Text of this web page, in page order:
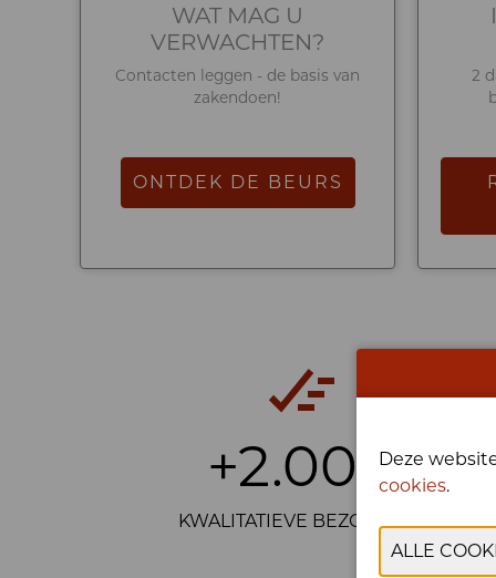
WAT MAG U
VERWACHTEN?
Contacten leggen - de basis van
zakendoen!
ONTDEK DE BEURS
2
+2.000
KWALITATIEVE BEZOEKERS
Deze
cookies.